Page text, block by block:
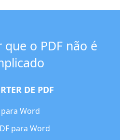
que o PDF não é
DE PDF
para Word
para Word